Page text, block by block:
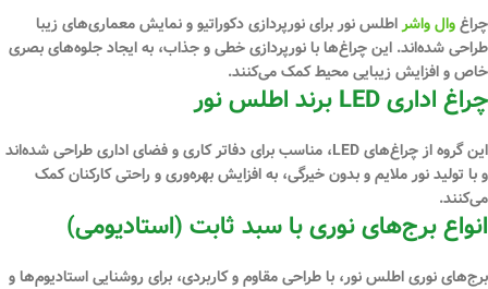
چراغوال واشراطلس نور برای نورپردازی دکوراتیو و نمایش معماری‌های زیبا
طراحی شده‌اند. این چراغ‌ها با نورپردازی خطی و جذاب، به ایجاد جلوه‌های بصری
خاص و افزایش زیبایی محیط کمک می‌کنند.
چراغ اداری LED برند اطلس نور
این گروه از چراغ‌های LED، مناسب برای دفاتر کاری و فضای اداری طراحی شده‌اند
و با تولید نور ملایم و بدون خیرگی، به افزایش بهره‌وری و راحتی کارکنان کمک
می‌کنند.
انواع برج‌های نوری با سبد ثابت (استادیومی)
برج‌های نوری اطلس نور، با طراحی مقاوم و کاربردی، برای روشنایی استادیوم‌ها و